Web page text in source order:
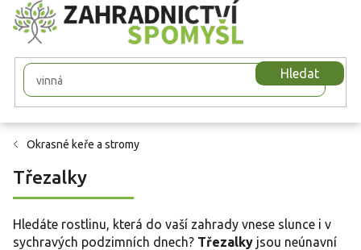
Přejít
na
obsah
Hledat
Okrasné keře a stromy
Třezalky
Hledáte rostlinu, která do vaší zahrady vnese slunce i v
sychravých podzimních dnech? Třezalky jsou neúnavní